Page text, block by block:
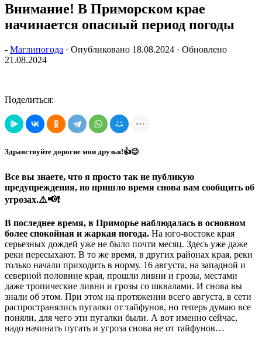
Внимание! В Приморском крае
начинается опасный период погоды
- Маглипогода · Опубликовано 18.08.2024 · Обновлено
21.08.2024
Поделиться:
Здравствуйте дорогие мои друзья!👍😉
Все вы знаете, что я просто так не публикую
предупреждения, но пришло время снова вам сообщить об
угрозах.⚠️📢❗
В последнее время, в Приморье наблюдалась в основном
более спокойная и жаркая погода. На юго-востоке края
серьезных дождей уже не было почти месяц. Здесь уже даже
реки пересыхают. В то же время, в других районах края, реки
только начали приходить в норму. 16 августа, на западной и
северной половине края, прошли ливни и грозы, местами
даже тропические ливни и грозы со шквалами. И снова вы
знали об этом. При этом на протяжении всего августа, в сети
распространялись пугалки от тайфунов, но теперь думаю все
поняли, для чего эти пугалки были. А вот именно сейчас,
надо начинать пугать и угроза снова не от тайфунов…